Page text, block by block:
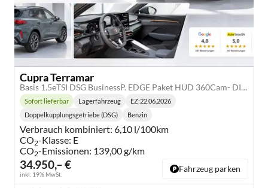
Cupra Terramar
Basis 1.5eTSI DSG BusinessP. EDGE Paket HUD 360Cam- DIGITAL DRIVE - INTELLIGENT L Gepäcktrennnetz
34.950,– €
inkl. 19% MwSt.
Lieferzeit:
Sofort lieferbar Lagerfahrzeug EZ:22.06.2026
Getriebe:
Doppelkupplungsgetriebe (DSG)
Kraftstoff:
Benzin
Verbrauch kombiniert: 6,10 l/100km
CO2-Klasse: E
CO2-Emissionen: 139,00 g/km
Fahrzeug parken